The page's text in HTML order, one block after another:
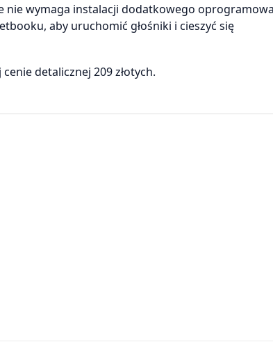
nie wymaga instalacji dodatkowego
aby uruchomić głośniki i cieszyć się
detalicznej 209 złotych.